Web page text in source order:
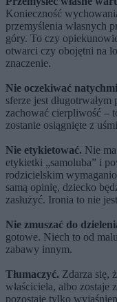
Konieczność
przemyślenia własnych
góry. To czy
otwarci czy obojętni na
znaczenie.
Nie oczekiwać
sferze jest
zachować cierpliwość –
zostanie osiągnięte z
Nie etykietować. Nie
etykietki „samoluba” i
rodzicielskim
samą opinię, dziecko
zasłużyć. Ironia to nie
Nie zmuszać do
gotowe. Niech to od
zabawy innym.
Tłumaczyć. Zdarza się,
właściciela, albo zostaje
pozostaje tylko